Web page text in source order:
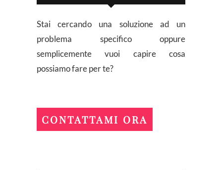
Stai cercando una soluzione ad un
problema specifico oppure
semplicemente vuoi capire cosa
possiamo fare per te?
CONTATTAMI ORA